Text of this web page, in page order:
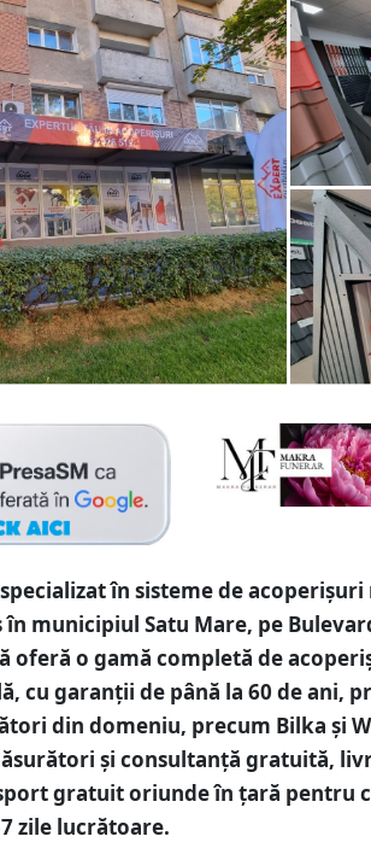
în sisteme de
în municipiul Satu Mare, pe
oferă o gamă completă de
cu garanții de până la 60 de ani,
din domeniu, precum Bilka și
și consultanță gratuită,
gratuit oriunde în țară pentru
zile lucrătoare.